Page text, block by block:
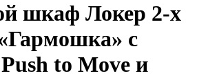
шкаф Локер 2-х
с
to Move и